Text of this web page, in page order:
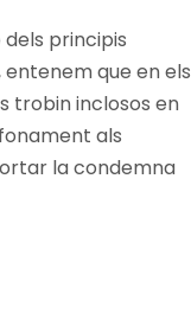
principis
entenem que en els
trobin inclosos en
als
la condemna